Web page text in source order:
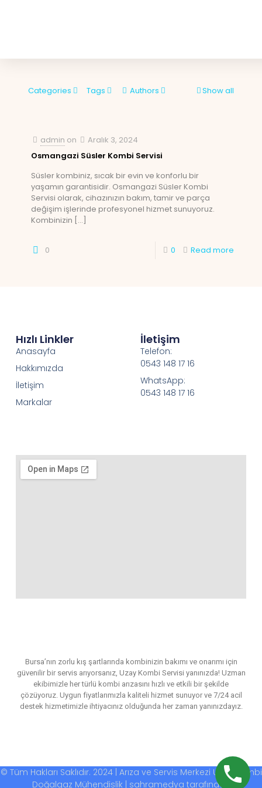
Categories Tags Authors Show all
admin on
Aralık 3, 2024
Osmangazi Süsler Kombi Servisi
Süsler kombiniz, sıcak bir evin ve konforlu bir
yaşamın garantisidir. Osmangazi Süsler Kombi
Servisi olarak, cihazınızın bakım, tamir ve parça
değişim işlerinde profesyonel hizmet sunuyoruz.
Kombinizin […]
0 0 Read more
Bursa’nın zorlu kış şartlarında kombinizin bakımı ve onarımı için
güvenilir bir servis arıyorsanız, Uzay Kombi Servisi yanınızda! Uzman
ekibimizle her türlü kombi arızasını hızlı ve etkili bir şekilde
çözüyoruz. Uygun fiyatlarımızla kaliteli hizmet sunuyor ve 7/24 acil
destek hizmetimizle ihtiyacınız olduğunda her zaman yanınızdayız.
Hızlı Linkler
Anasayfa
Hakkımızda
İletişim
Markalar
İletişim
Telefon:
0543 148 17 16
WhatsApp:
0543 148 17 16
© Tüm Hakları Saklıdır. 2024 | Arıza ve Servis Merkezi Uzay Kombi
Doğalgaz Mühendislik | sahramedya tarafından